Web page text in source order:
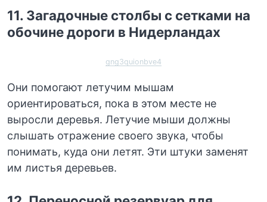
11. Загадочные столбы с сетками на
обочине дороги в Нидерландах
gng3quionbve4
Они помогают летучим мышам
ориентироваться, пока в этом месте не
выросли деревья. Летучие мыши должны
слышать отражение своего звука, чтобы
понимать, куда они летят. Эти штуки заменят
им листья деревьев.